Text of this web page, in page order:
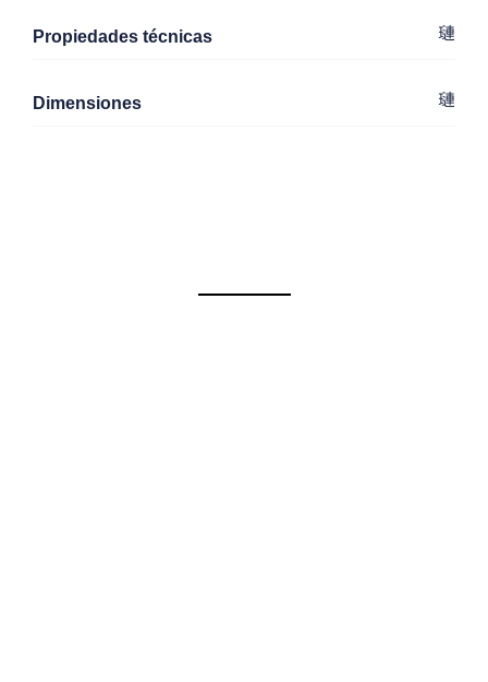
Propiedades técnicas
Dimensiones